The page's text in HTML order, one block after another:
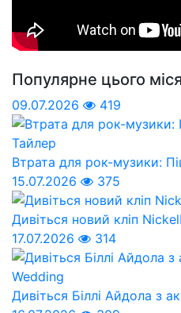
Популярне цього
09.07.2026 419
Втрата для рок-музики:
15.07.2026
375
Дивіться новий кліп
17.07.2026
314
Дивіться Біллі Айдола з